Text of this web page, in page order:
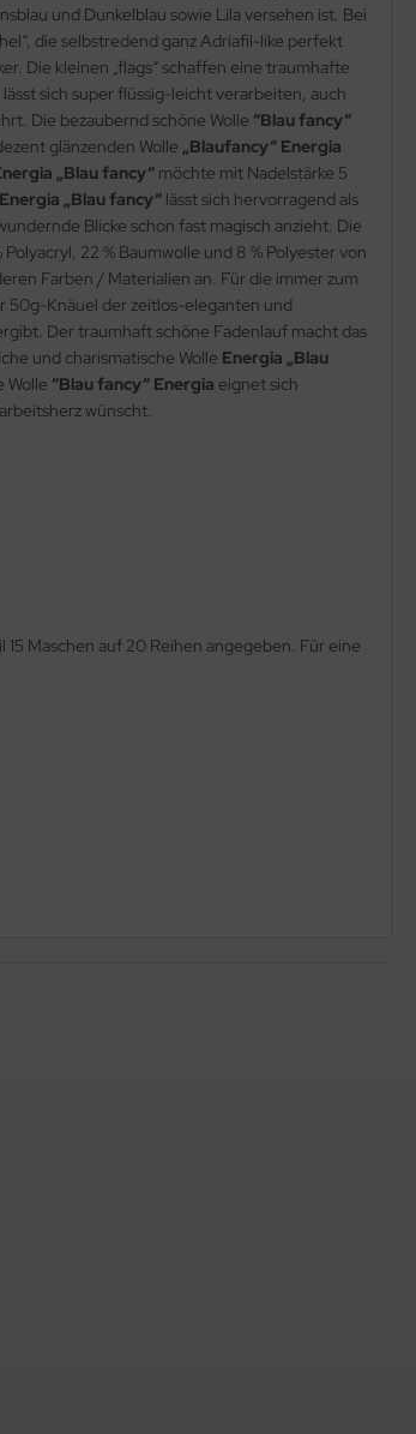
und Dunkelblau sowie Lila versehen ist. Bei
die selbstredend ganz Adriafil-like perfekt
Die kleinen „flags“ schaffen eine traumhafte
lässt sich super flüssig-leicht verarbeiten, auch
Die bezaubernd schöne Wolle “Blau fancy“
glänzenden Wolle „Blaufancy“ Energia
„Blau fancy“ möchte mit Nadelstärke 5
Energia „Blau fancy“ lässt sich hervorragend als
Blicke schon fast magisch anzieht. Die
22 % Baumwolle und 8 % Polyester von
Farben / Materialien an. Für die immer zum
50g-Knäuel der zeitlos-eleganten und
Der traumhaft schöne Fadenlauf macht das
und charismatische Wolle Energia „Blau
Wolle “Blau fancy“ Energia eignet sich
wünscht.
Maschen auf 20 Reihen angegeben. Für eine